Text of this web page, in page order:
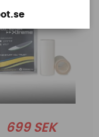
699 SEK